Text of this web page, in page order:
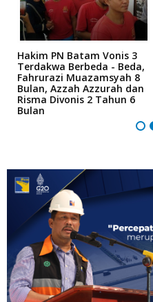
Hakim PN Batam Vonis 3
Terdakwa Berbeda - Beda,
Fahrurazi Muazamsyah 8
Bulan, Azzah Azzurah dan
Risma Divonis 2 Tahun 6
Bulan